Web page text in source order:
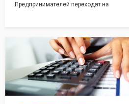
Предпринимателей переходят на
пониженной налоговой ставкой.